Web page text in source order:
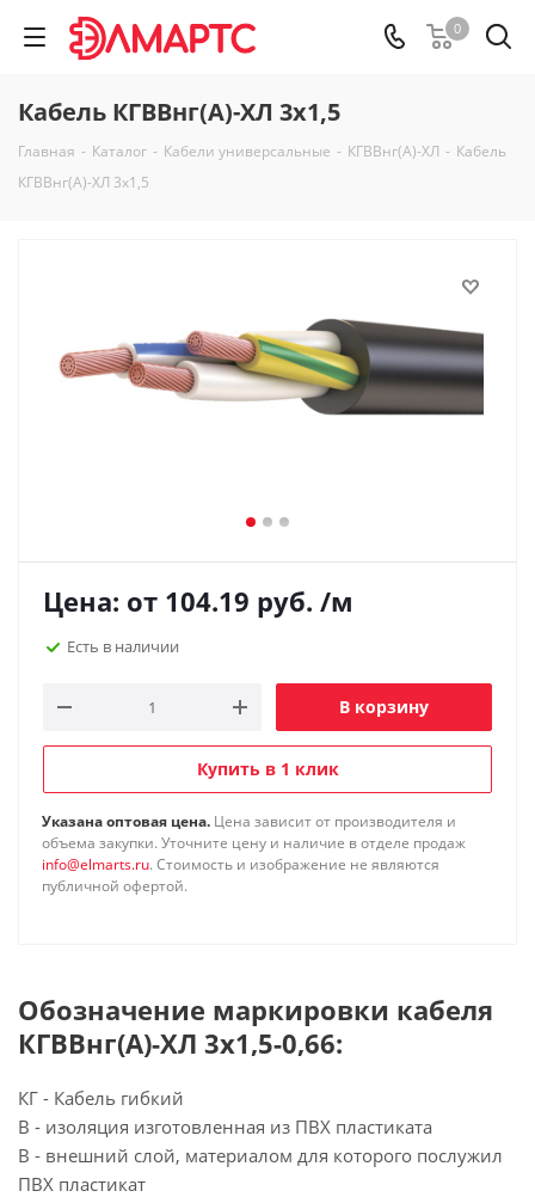
0
Кабель КГВВнг(А)-ХЛ 3х1,5
Главная - Каталог - Кабели универсальные - КГВВнг(А)-ХЛ - Кабель
КГВВнг(А)-ХЛ 3х1,5
Цена: от 104.19 руб. /м
Есть в наличии
В корзину
Купить в 1 клик
Указана оптовая цена. Цена зависит от производителя и
объема закупки. Уточните цену и наличие в отделе продаж
info@elmarts.ru. Стоимость и изображение не являются
публичной офертой.
Обозначение маркировки кабеля
КГВВнг(А)-ХЛ 3х1,5-0,66:
КГ - Кабель гибкий
В - изоляция изготовленная из ПВХ пластиката
В - внешний слой, материалом для которого послужил
ПВХ пластикат